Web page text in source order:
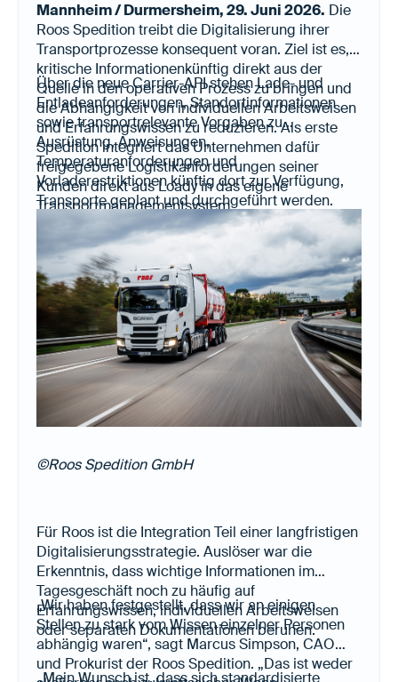
Mannheim / Durmersheim, 29. Juni 2026. Die
Roos Spedition treibt die Digitalisierung ihrer
Transportprozesse konsequent voran. Ziel ist es,
kritische Informationenkünftig direkt aus der
Quelle in den operativen Prozess zu bringen und
die Abhängigkeit von individuellen Arbeitsweisen
und Erfahrungswissen zu reduzieren. Als erste
Spedition integriert das Unternehmen dafür
freigegebene Logistikanforderungen seiner
Kunden direkt aus Loady in das eigene
Transportmanagementsystem.
Über die neue Carrier-API stehen Lade- und
Entladeanforderungen, Standortinformationen
sowie transportrelevante Vorgaben zu
Ausrüstung, Anweisungen,
Temperaturanforderungen und
Vorladerestriktionen künftig dort zur Verfügung,
Transporte geplant und durchgeführt werden.
Änderungen, die Kunden in Loady pflegen,
werden automatisch übernommen. Disponenten
und Fahrer erhalten damit aktuelle Informationen
direkt aus der Quelle – ohne Medienbrüche,
manuelle Übertragungen oder zusätzliche
Abstimmungsschleifen.
©Roos Spedition GmbH
Für Roos ist die Integration Teil einer langfristigen
Digitalisierungsstrategie. Auslöser war die
Erkenntnis, dass wichtige Informationen im
Tagesgeschäft noch zu häufig auf
Erfahrungswissen, individuellen Arbeitsweisen
oder separaten Dokumentationen beruhen.
„Wir haben festgestellt, dass wir an einigen
Stellen zu stark vom Wissen einzelner Personen
abhängig waren“, sagt Marcus Simpson, CAO
und Prokurist der Roos Spedition. „Das ist weder
„Mein Wunsch ist, dass sich standardisierte